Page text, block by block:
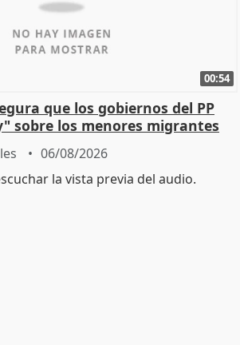
00:54
que los gobiernos del PP
sobre los menores migrantes
06/08/2026